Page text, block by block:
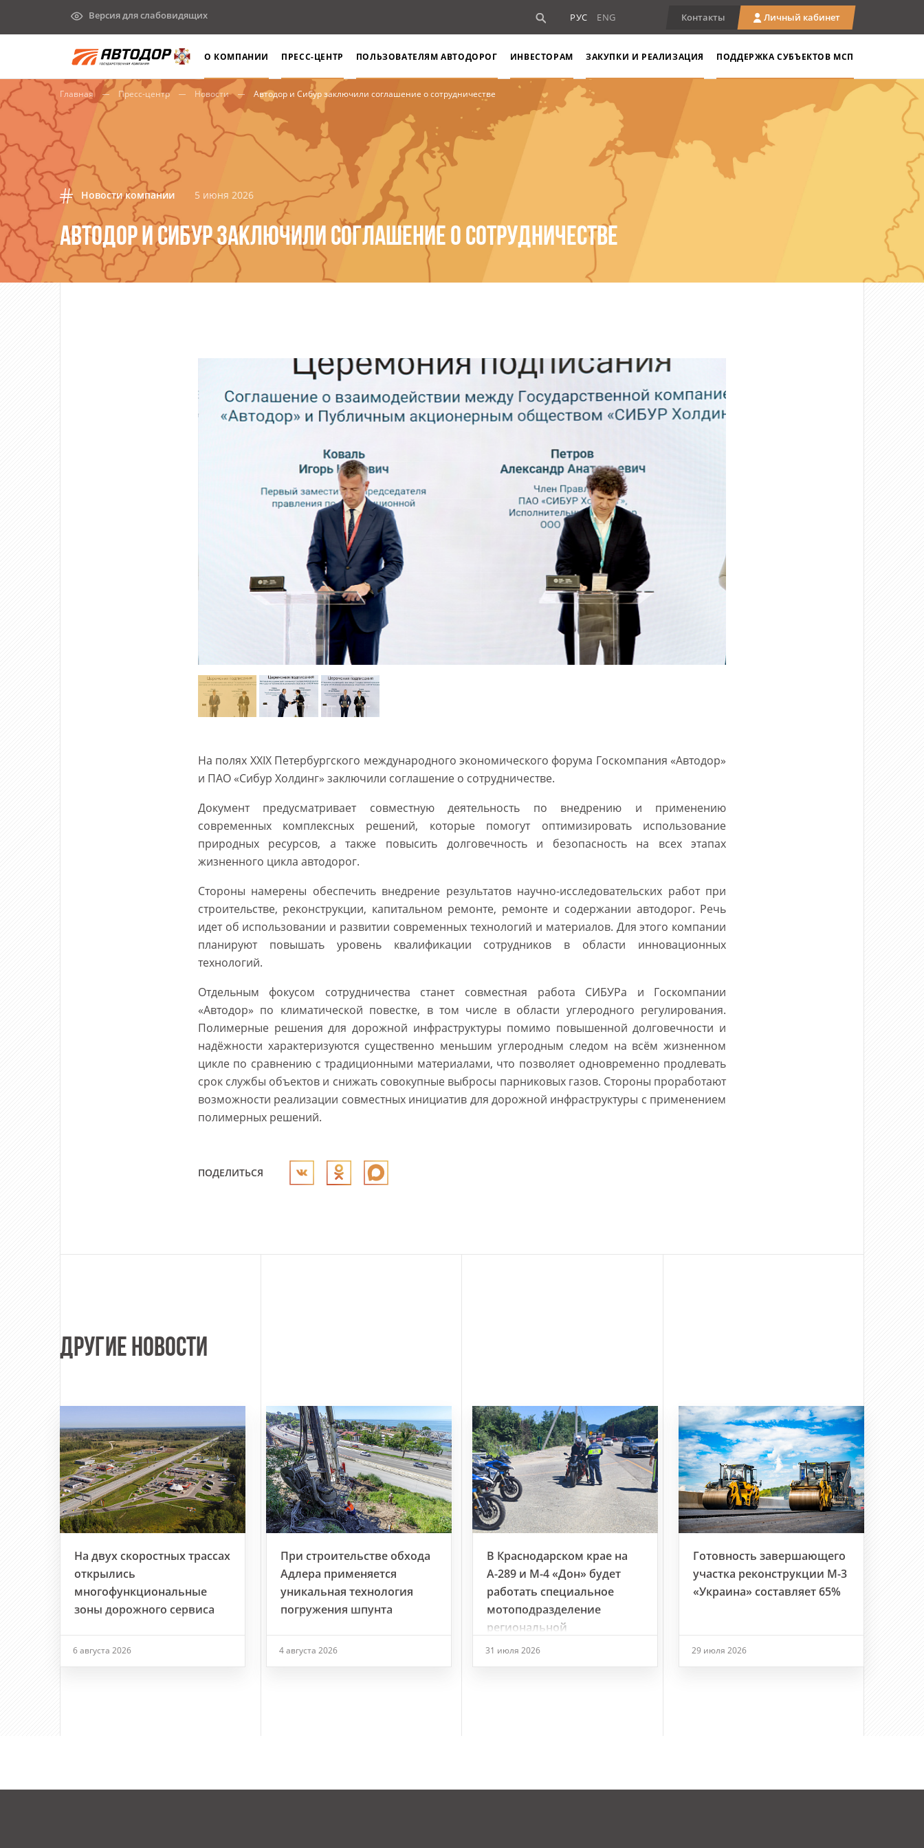
Версия для слабовидящих РУС ENG Контакты Личный кабинет
О КОМПАНИИ ПРЕСС-ЦЕНТР ПОЛЬЗОВАТЕЛЯМ АВТОДОРОГ ИНВЕСТОРАМ ЗАКУПКИ И РЕАЛИЗАЦИЯ ПОДДЕРЖКА СУБЪЕКТОВ МСП
Главная Пресс-центр Новости Автодор и Сибур заключили соглашение о сотрудничестве
Новости компании 5 июня 2026
АВТОДОР И СИБУР ЗАКЛЮЧИЛИ СОГЛАШЕНИЕ О СОТРУДНИЧЕСТВЕ
На полях XXIX Петербургского международного экономического форума Госкомпания «Автодор»
и ПАО «Сибур Холдинг» заключили соглашение о сотрудничестве.
Документ предусматривает совместную деятельность по внедрению и применению
современных комплексных решений, которые помогут оптимизировать использование
природных ресурсов, а также повысить долговечность и безопасность на всех этапах
жизненного цикла автодорог.
Стороны намерены обеспечить внедрение результатов научно-исследовательских работ при
строительстве, реконструкции, капитальном ремонте, ремонте и содержании автодорог. Речь
идет об использовании и развитии современных технологий и материалов. Для этого компании
планируют повышать уровень квалификации сотрудников в области инновационных
технологий.
Отдельным фокусом сотрудничества станет совместная работа СИБУРа и Госкомпании
«Автодор» по климатической повестке, в том числе в области углеродного регулирования.
Полимерные решения для дорожной инфраструктуры помимо повышенной долговечности и
надёжности характеризуются существенно меньшим углеродным следом на всём жизненном
цикле по сравнению с традиционными материалами, что позволяет одновременно продлевать
срок службы объектов и снижать совокупные выбросы парниковых газов. Стороны проработают
возможности реализации совместных инициатив для дорожной инфраструктуры с применением
полимерных решений.
ПОДЕЛИТЬСЯ
ДРУГИЕ НОВОСТИ
На двух скоростных трассах
открылись
многофункциональные
зоны дорожного сервиса
6 августа 2026
При строительстве обхода
Адлера применяется
уникальная технология
погружения шпунта
4 августа 2026
В Краснодарском крае на
А-289 и М-4 «Дон» будет
работать специальное
мотоподразделение
региональной
Госавтоинспекции
31 июля 2026
Готовность завершающего
участка реконструкции М-3
«Украина» составляет 65%
29 июля 2026